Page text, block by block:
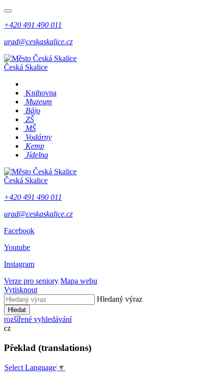
+420 491 490 011
urad@ceskaskalice.cz
Česká Skalice
Knihovna
Muzeum
Bájo
ZŠ
MŠ
Vodárny
Kemp
Jídelna
Česká Skalice
+420 491 490 011
urad@ceskaskalice.cz
Facebook
Youtube
Instagram
Verze pro seniory Mapa webu
Vytisknout
Hledaný výraz
Hledat
rozšířené vyhledávání
cz
Překlad (translations)
Select Language ▼